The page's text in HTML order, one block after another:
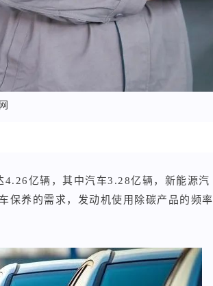
4.26亿辆，其中汽车3.28亿辆，新能源汽
保养的需求，发动机使用除碳产品的频率